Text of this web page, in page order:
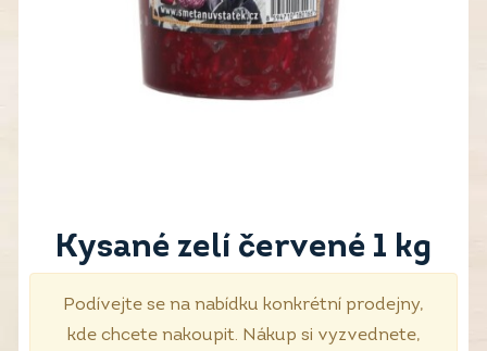
Kysané zelí červené 1 kg
Podívejte se na nabídku konkrétní prodejny,
kde chcete nakoupit. Nákup si vyzvednete,